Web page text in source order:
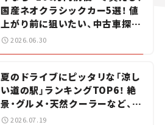
国産ネオクラシックカー5選！ 値
上がり前に狙いたい、中古車探し
をお手伝い――ちょっとイケてるマ
イカー選び #02
2026.06.30
夏のドライブにピッタリな「涼し
い道の駅」ランキングTOP6！ 絶
景・グルメ・天然クーラーなど、避
暑におすすめのスポットを紹介
2026.07.19